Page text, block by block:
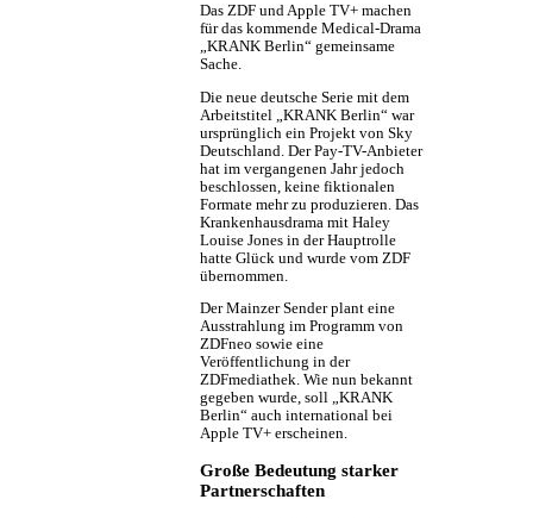
Das ZDF und Apple TV+ machen
für das kommende Medical-Drama
„KRANK Berlin“ gemeinsame
Sache.
Die neue deutsche Serie mit dem
Arbeitstitel „KRANK Berlin“ war
ursprünglich ein Projekt von Sky
Deutschland. Der Pay-TV-Anbieter
hat im vergangenen Jahr jedoch
beschlossen, keine fiktionalen
Formate mehr zu produzieren. Das
Krankenhausdrama mit Haley
Louise Jones in der Hauptrolle
hatte Glück und wurde vom ZDF
übernommen.
Der Mainzer Sender plant eine
Ausstrahlung im Programm von
ZDFneo sowie eine
Veröffentlichung in der
ZDFmediathek. Wie nun bekannt
gegeben wurde, soll „KRANK
Berlin“ auch international bei
Apple TV+ erscheinen.
Große Bedeutung starker
Partnerschaften